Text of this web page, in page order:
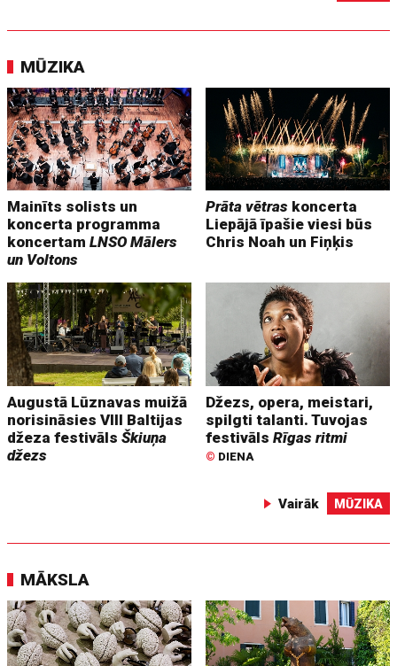
MŪZIKA
Mainīts solists un
koncerta programma
koncertamLNSO Mālers
un Voltons
Prāta vētras koncerta
Liepājā īpašie viesi būs
Chris Noah un Fiņķis
Augustā Lūznavas muižā
norisināsies VIII Baltijas
džeza festivālsŠkiuņa
džezs
Džezs, opera, meistari,
spilgti talanti. Tuvojas
festivālsRīgas ritmi
© DIENA
Vairāk MŪZIKA
MĀKSLA